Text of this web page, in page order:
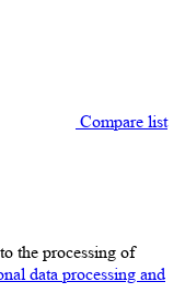
Compare list
the processing of
data processing and